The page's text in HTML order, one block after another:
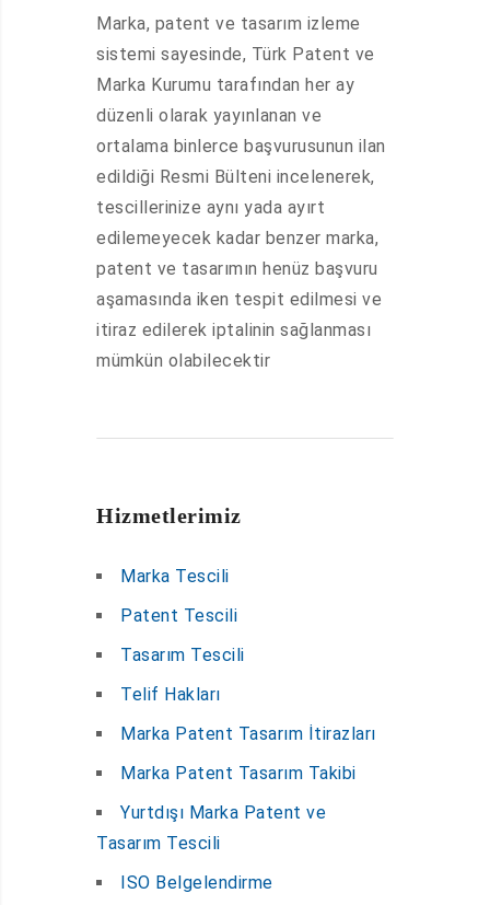
Marka, patent ve tasarım izleme
sistemi sayesinde, Türk Patent ve
Marka Kurumu tarafından her ay
düzenli olarak yayınlanan ve
ortalama binlerce başvurusunun ilan
edildiği Resmi Bülteni incelenerek,
tescillerinize aynı yada ayırt
edilemeyecek kadar benzer marka,
patent ve tasarımın henüz başvuru
aşamasında iken tespit edilmesi ve
itiraz edilerek iptalinin sağlanması
mümkün olabilecektir
Hizmetlerimiz
Marka Tescili
Patent Tescili
Tasarım Tescili
Telif Hakları
Marka Patent Tasarım İtirazları
Marka Patent Tasarım Takibi
Yurtdışı Marka Patent ve
Tasarım Tescili
ISO Belgelendirme